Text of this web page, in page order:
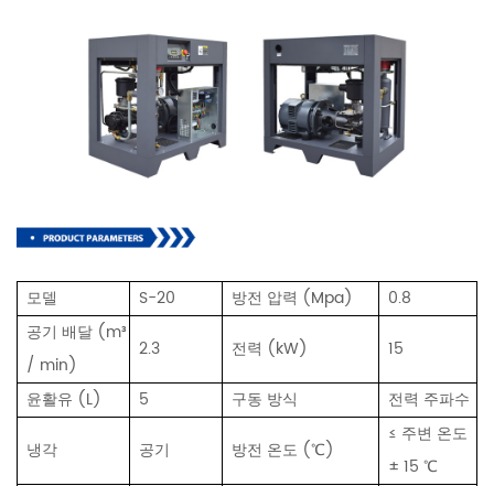
모델 S-20 방전 압력 (Mpa)
0.8
공기 배달 (m³
/ min)
2.3 전력 (kW)
15
윤활유 (L)
5 구동 방식
전력 주파수
냉각
공기 방전 온도 (℃)
≤ 주변 온도
± 15 ℃